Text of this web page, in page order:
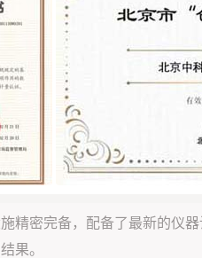
精密完备，配备了最新的仪
果。